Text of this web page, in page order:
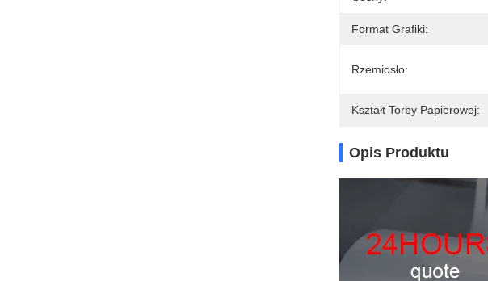
Format Grafiki:
Rzemiosło:
Kształt Torby Papierowej:
Opis Produktu